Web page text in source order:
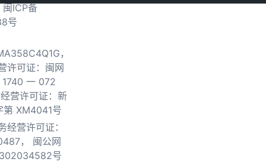
闽ICP备
号
，
许可证：闽网
一 072
营许可证：新
第 XM4041号
经营许可证：
，
闽公网
号